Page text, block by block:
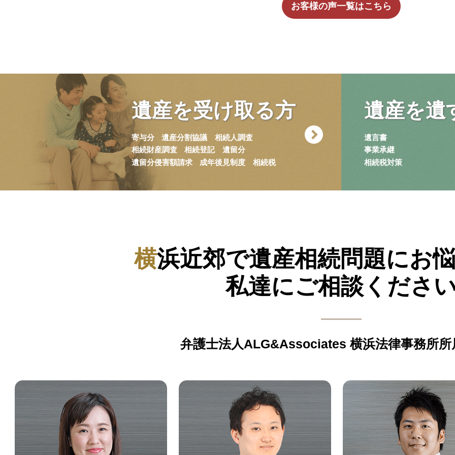
お客様の声一覧はこちら
遺産を受け取る方
寄与分 遺産分割協議
相続人調査
相続財産調査
相続登記
遺留分
遺留分侵害額請求
成年後見制度 相続税
遺産を遺
遺言書
事業承継
相続税対策
横浜近郊で遺産相続問題にお
私達にご相談くださ
弁護士法人ALG&Associates 横浜法律事務所